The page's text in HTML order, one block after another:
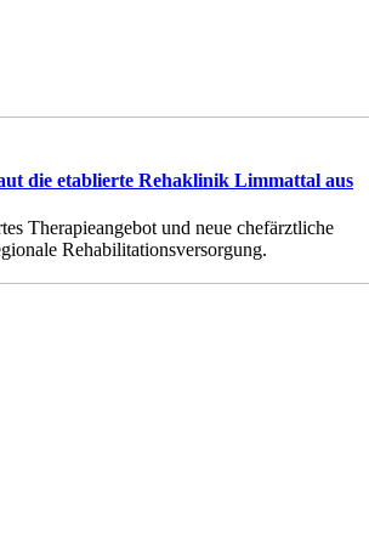
die etablierte Rehaklinik Limmattal aus
Therapieangebot und neue chefärztliche
Rehabilitationsversorgung.